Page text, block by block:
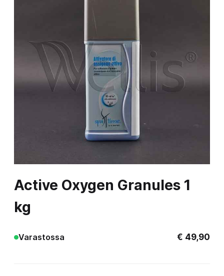
Active Oxygen Granules 1
kg
Varastossa € 49,90